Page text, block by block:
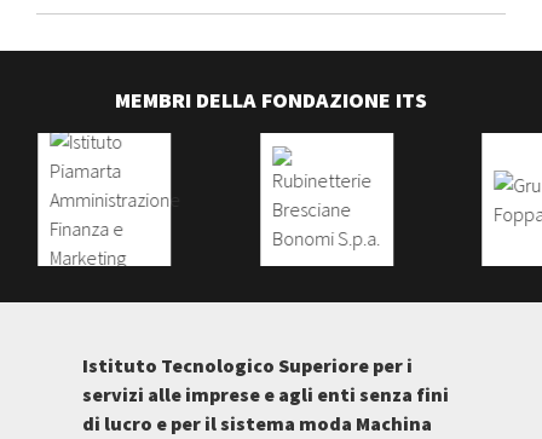
MEMBRI DELLA FONDAZIONE ITS
Istituto Tecnologico Superiore per i
servizi alle imprese e agli enti senza fini
di lucro e per il sistema moda Machina